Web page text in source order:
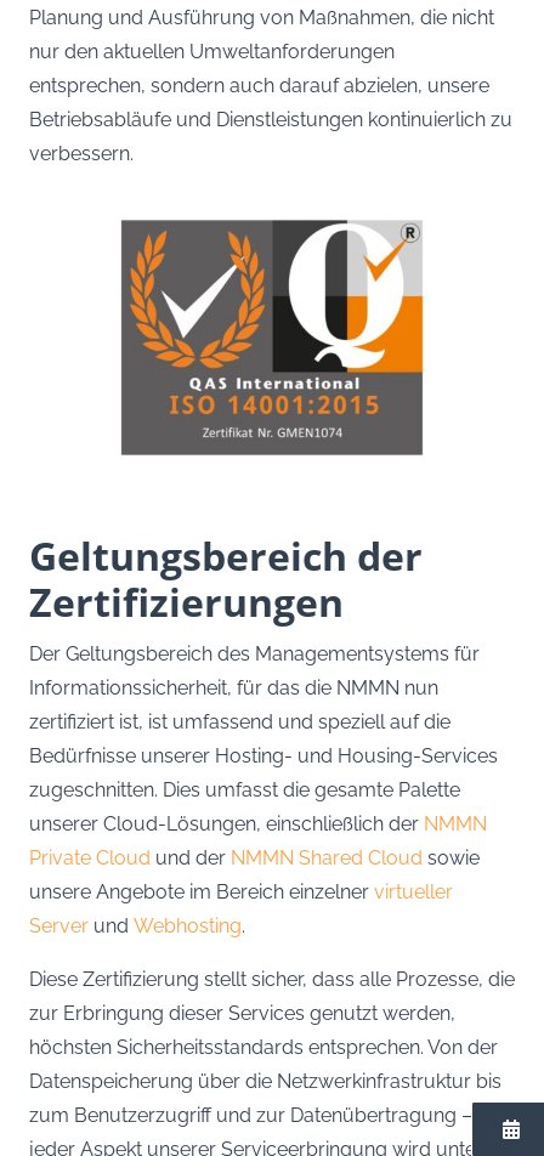
Planung und Ausführung von Maßnahmen, die nicht
nur den aktuellen Umweltanforderungen
entsprechen, sondern auch darauf abzielen, unsere
Betriebsabläufe und Dienstleistungen kontinuierlich zu
verbessern.
Geltungsbereich der
Zertifizierungen
Der Geltungsbereich des Managementsystems für
Informationssicherheit, für das die NMMN nun
zertifiziert ist, ist umfassend und speziell auf die
Bedürfnisse unserer Hosting- und Housing-Services
zugeschnitten. Dies umfasst die gesamte Palette
unserer Cloud-Lösungen, einschließlich der NMMN
Private Cloud und der NMMN Shared Cloud sowie
unsere Angebote im Bereich einzelner virtueller
Server und Webhosting.
Diese Zertifizierung stellt sicher, dass alle Prozesse, die
zur Erbringung dieser Services genutzt werden,
höchsten Sicherheitsstandards entsprechen. Von der
Datenspeicherung über die Netzwerkinfrastruktur bis
zum Benutzerzugriff und zur Datenübertragung –
jeder Aspekt unserer Serviceerbringung wird unter die